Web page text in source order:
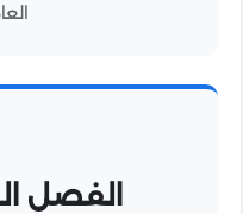
الفصل